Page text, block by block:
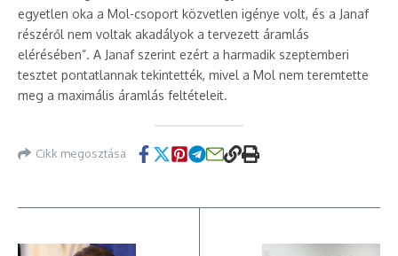
egyetlen oka a Mol-csoport közvetlen igénye volt, és a Janaf
részéről nem voltak akadályok a tervezett áramlás
elérésében”. A Janaf szerint ezért a harmadik szeptemberi
tesztet pontatlannak tekintették, mivel a Mol nem teremtette
meg a maximális áramlás feltételeit.
Cikk megosztása